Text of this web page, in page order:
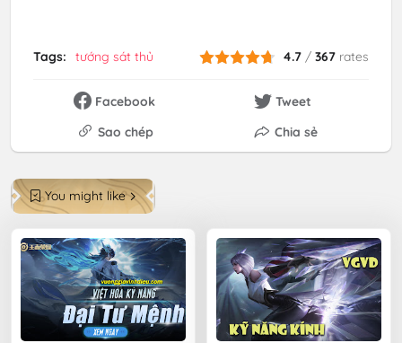
Tags: tướng sát thủ 4.7 /367 rates
Facebook
Tweet
Sao chép
Chia sẻ
You might like